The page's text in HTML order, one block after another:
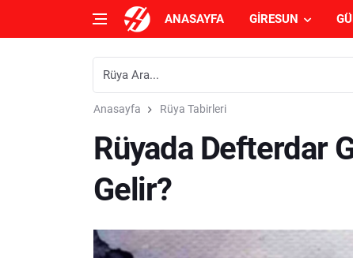
ANASAYFA GIRESUN
Anasayfa Rüya Tabirleri
Rüyada Defterdar
Gelir?